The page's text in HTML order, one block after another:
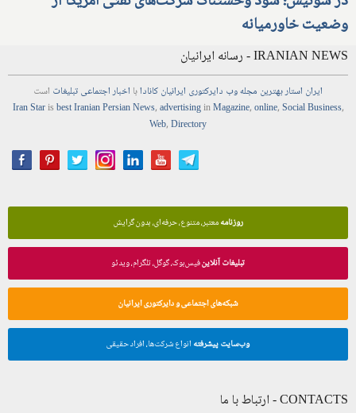
وضعیت خاورمیانه
IRANIAN NEWS - رسانه ایرانیان
ایران استاربهترین مجلهوب دایرکتوری ایرانیان کانادابا اخباراجتماعیتبلیغات است
Iran Starisbest Iranian PersianNews,advertisinginMagazine,online,Social Business,
Web,Directory
روزنامهمعتبر، متنوع، حرفه‌ای، بدون گرایش
تبلیغات آنلاینفیس‌بوک، گوگل، تلگرام، ویدئو
شبکه‌های اجتماعی و دایرکتوری ایرانیان
وب‌سایت پیشرفته انواع شرکت‌ها، افراد حقیقی
CONTACTS - ارتباط با ما